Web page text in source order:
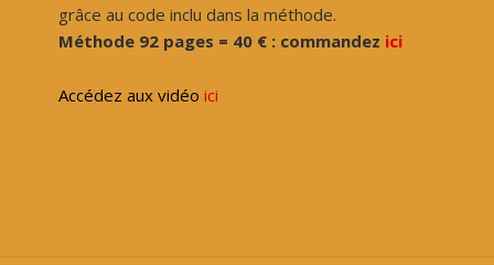
grâce au code inclu dans la méthode.
Méthode 92 pages = 40 € : commandez ici
Accédez aux vidéo ici